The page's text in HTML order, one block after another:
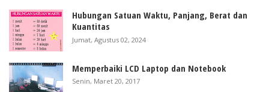
Hubungan Satuan Waktu, Panjang, Berat dan
Kuantitas
Jumat, Agustus 02, 2024
Memperbaiki LCD Laptop dan Notebook
Senin, Maret 20, 2017